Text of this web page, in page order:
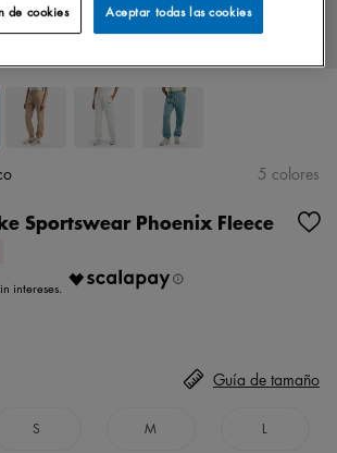
Sportswear Phoenix Fleece
5 colores
S M L
Guía de tamaño
Aceptar todas las cookies
de cookies